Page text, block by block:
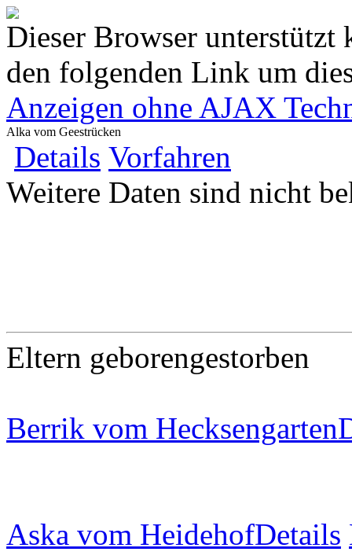
Dieser Browser
den folgenden Link um
Anzeigen ohne AJAX
Alka vom Geestrücken
Details Vorfahren
Weitere Daten sind nicht
Eltern geborengestorben
Berrik vom Hecksengarten
Aska vom HeidehofDetails